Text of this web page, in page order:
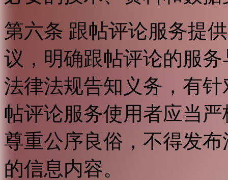
第六条 跟帖评论服务提
议，明确跟帖评论的服
法律法规告知义务，有
帖评论服务使用者应当
尊重公序良俗，不得发
的信息内容。